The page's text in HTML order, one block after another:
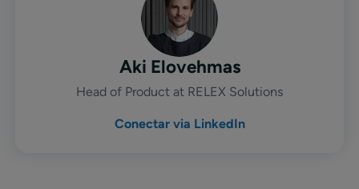
Aki Elovehmas
Head of Product at RELEX Solutions
Conectar via LinkedIn